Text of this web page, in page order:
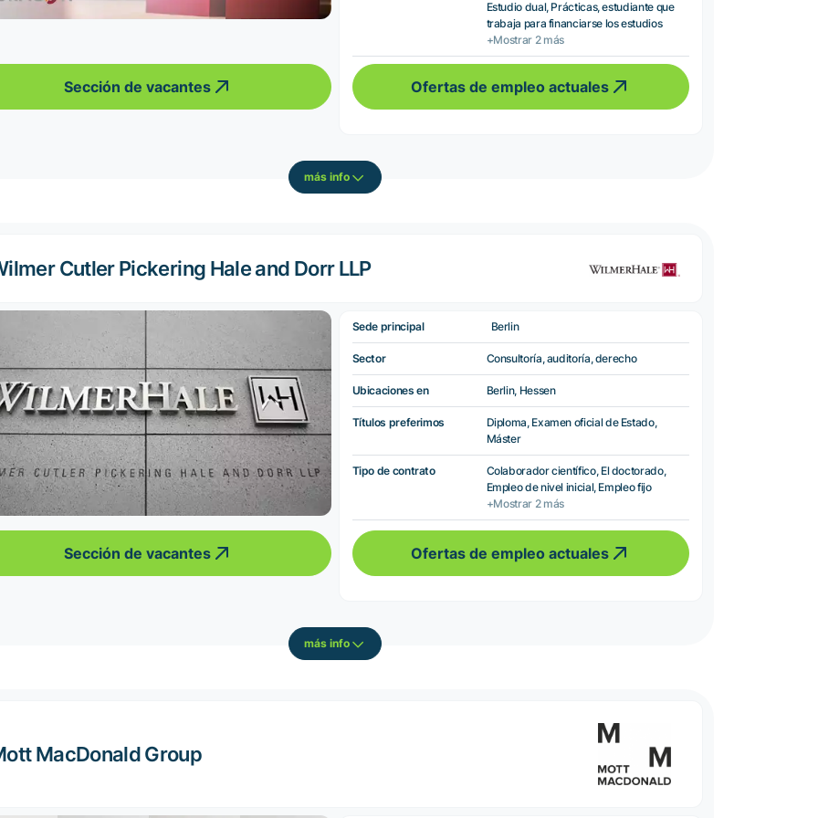
Sección de vacantes
Estudio dual, Prácticas, estudiante que
trabaja para financiarse los estudios
+Mostrar 2 más
Ofertas de empleo actuales
más info
Cutler Pickering Hale and Dorr LLP
Sección de vacantes
Sede principal Berlin
Sector Consultoría, auditoría, derecho
Ubicaciones en Berlin, Hessen
Títulos preferimos
Diploma, Examen oficial de Estado,
Máster
Tipo de contrato
Colaborador científico, El doctorado,
Empleo de nivel inicial, Empleo fijo
+Mostrar 2 más
Ofertas de empleo actuales
más info
MacDonald Group